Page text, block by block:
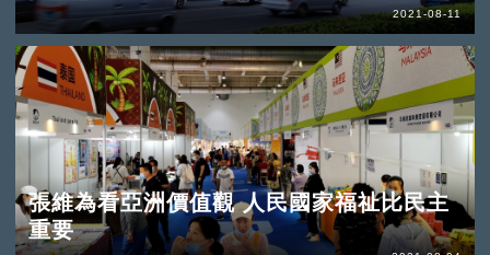
2021-08-11
張維為看亞洲價值觀 人民國家福祉比民主
重要